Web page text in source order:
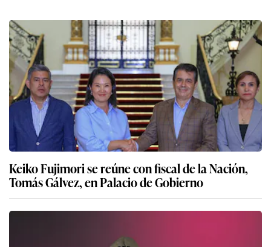
Keiko Fujimori se reúne con fiscal de la Nación,
Tomás Gálvez, en Palacio de Gobierno